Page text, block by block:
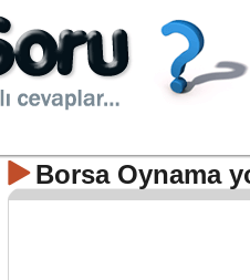
Borsa Oynama